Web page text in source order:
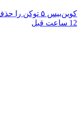
کوین‌بیس ۵ توکن را حذف کرد اما برداشت‌ها را باز نگه داشت
12 ساعت قبل